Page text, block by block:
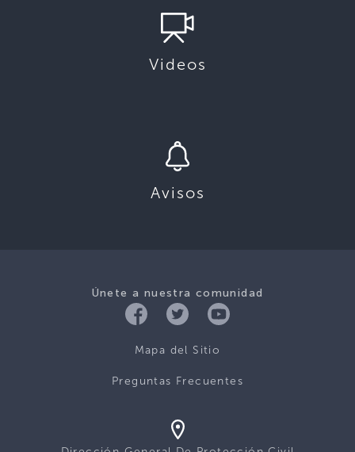
Videos
Avisos
Únete a nuestra comunidad
Mapa del Sitio
Preguntas Frecuentes